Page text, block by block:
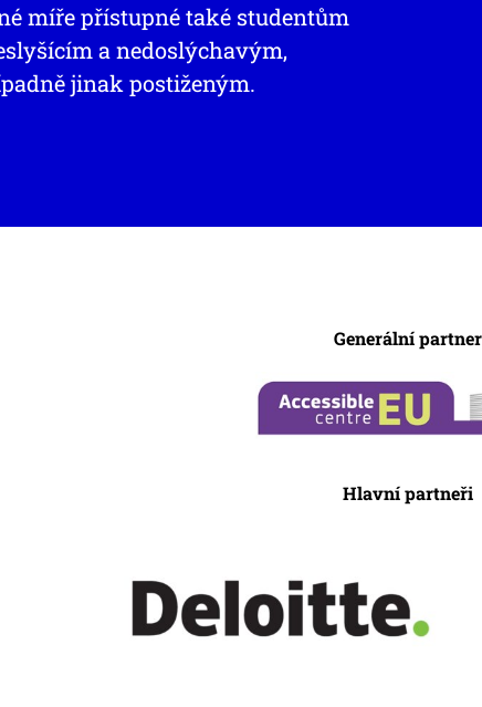
míře přístupné také studentům
a nedoslýchavým,
jinak postiženým.
Generální partner
Hlavní partneři